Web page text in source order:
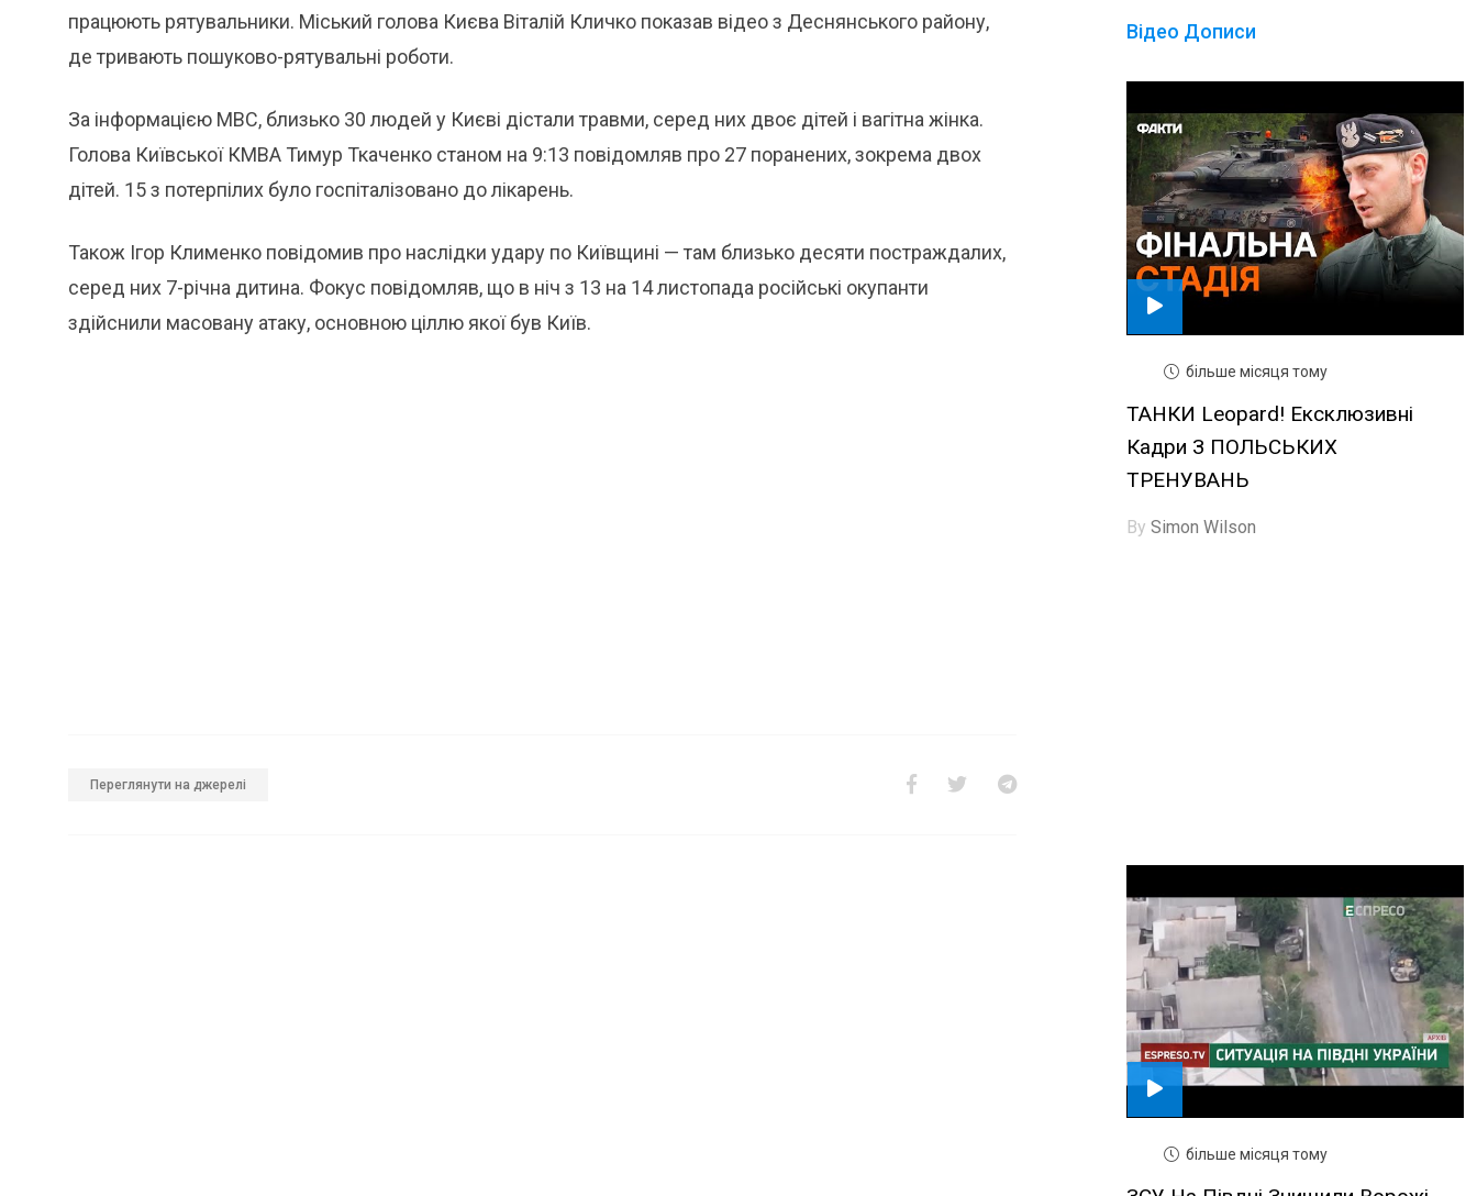
працюють рятувальники. Міський голова Києва Віталій Кличко показав відео з Деснянського району,
де тривають пошуково-рятувальні роботи.
За інформацією МВС, близько 30 людей у Києві дістали травми, серед них двоє дітей і вагітна жінка.
Голова Київської КМВА Тимур Ткаченко станом на 9:13 повідомляв про 27 поранених, зокрема двох
дітей. 15 з потерпілих було госпіталізовано до лікарень.
Також Ігор Клименко повідомив про наслідки удару по Київщині — там близько десяти постраждалих,
серед них 7-річна дитина. Фокус повідомляв, що в ніч з 13 на 14 листопада російські окупанти
здійснили масовану атаку, основною ціллю якої був Київ.
Переглянути на джерелі
Відео Дописи
більше місяця тому
ТАНКИ Leopard! Ексклюзивні
Кадри З ПОЛЬСЬКИХ
ТРЕНУВАНЬ
By Simon Wilson
більше місяця тому